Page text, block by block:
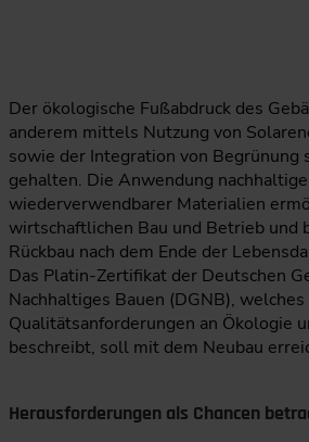
Der ökologische Fußabdruck des
anderem mittels Nutzung von
sowie der Integration von Begrünung
gehalten. Die Anwendung
wiederverwendbarer Materialien
wirtschaftlichen Bau und Betrieb und
Rückbau nach dem Ende der
Das Platin-Zertifikat der Deutschen
Nachhaltiges Bauen (DGNB),
Qualitätsanforderungen an Ökologie
beschreibt, soll mit dem Neubau
Herausforderungen als Chancen